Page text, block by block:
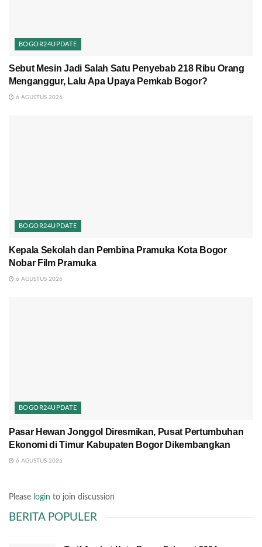
BOGOR24UPDATE
Sebut Mesin Jadi Salah Satu Penyebab 218 Ribu Orang
Menganggur, Lalu Apa Upaya Pemkab Bogor?
6 AGUSTUS 2026
BOGOR24UPDATE
Kepala Sekolah dan Pembina Pramuka Kota Bogor
Nobar Film Pramuka
6 AGUSTUS 2026
BOGOR24UPDATE
Pasar Hewan Jonggol Diresmikan, Pusat Pertumbuhan
Ekonomi di Timur Kabupaten Bogor Dikembangkan
6 AGUSTUS 2026
Please login to join discussion
BERITA POPULER